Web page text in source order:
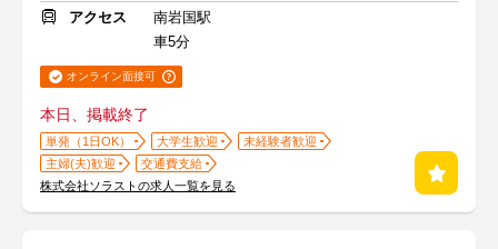
アクセス
南岩国駅
車5分
オンライン面接可
本日、掲載終了
単発（1日OK） 大学生歓迎
未経験者歓迎
主婦(夫)歓迎
交通費支給
株式会社ソラストの求人一覧を見る